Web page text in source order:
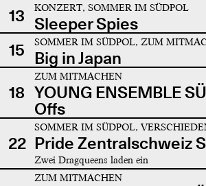
13
KONZERT, SOMMER IM SÜDPOL
Sleeper Spies
15
SOMMER IM SÜDPOL, ZUM
Big in Japan
18
ZUM MITMACHEN
YOUNG ENSEMBLE
Offs
22
SOMMER IM SÜDPOL,
Pride Zentralschweiz
Zwei Dragqueens laden ein
ZUM MITMACHEN